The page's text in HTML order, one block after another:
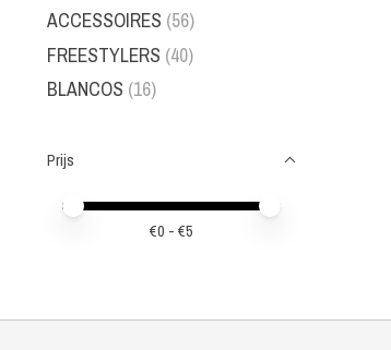
ACCESSOIRES (56)
FREESTYLERS (40)
BLANCOS (16)
Prijs
Minimale prijswaarde
Price maximum value
€0 - €5